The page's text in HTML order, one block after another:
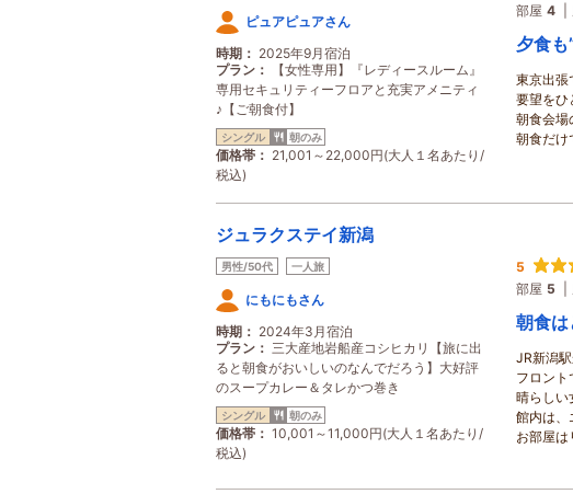
ピュアピュアさん
時期
2025年9月宿泊
プラン
【女性専用】『レディースルーム』
専用セキュリティーフロアと充実アメニティ
♪【ご朝食付】
シングル 朝のみ
価格帯
21,001～22,000円(大人１名あたり/
税込)
部屋 4
夕食も
東京出張
要望をひ
朝食会場
朝食だけ
ジュラクステイ新潟
男性/50代 一人旅
にもにもさん
時期
2024年3月宿泊
プラン
三大産地岩船産コシヒカリ【旅に出
ると朝食がおいしいのなんでだろう】大好評
のスープカレー＆タレかつ巻き
シングル 朝のみ
価格帯
10,001～11,000円(大人１名あたり/
税込)
5
部屋 5
朝食は
JR新潟
フロン
晴らしい
館内は、
お部屋は